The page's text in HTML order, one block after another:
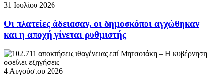
31 Ιουλίου 2026
Οι πλατείες άδειασαν, οι δημοσκόποι αγχώθηκαν
και η αποχή γίνεται ρυθμιστής
4 Αυγούστου 2026